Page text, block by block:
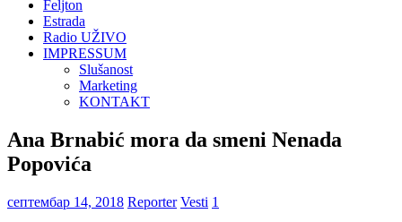
Feljton
Estrada
Radio UŽIVO
IMPRESSUM
Slušanost
Marketing
KONTAKT
Ana Brnabić mora da smeni Nenada
Popovića
септембар 14, 2018 Reporter Vesti 1